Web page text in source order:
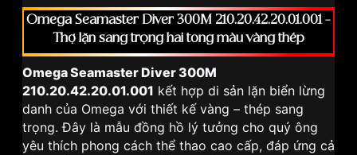
Omega Seamaster Diver 300M 210.20.42.20.01.001 –
Thợ lặn sang trọng hai tông màu vàng thép
Omega Seamaster Diver 300M
210.20.42.20.01.001 kết hợp di sản lặn biển lừng
danh của Omega với thiết kế vàng – thép sang
trọng. Đây là mẫu đồng hồ lý tưởng cho quý ông
yêu thích phong cách thể thao cao cấp, đáp ứng cả